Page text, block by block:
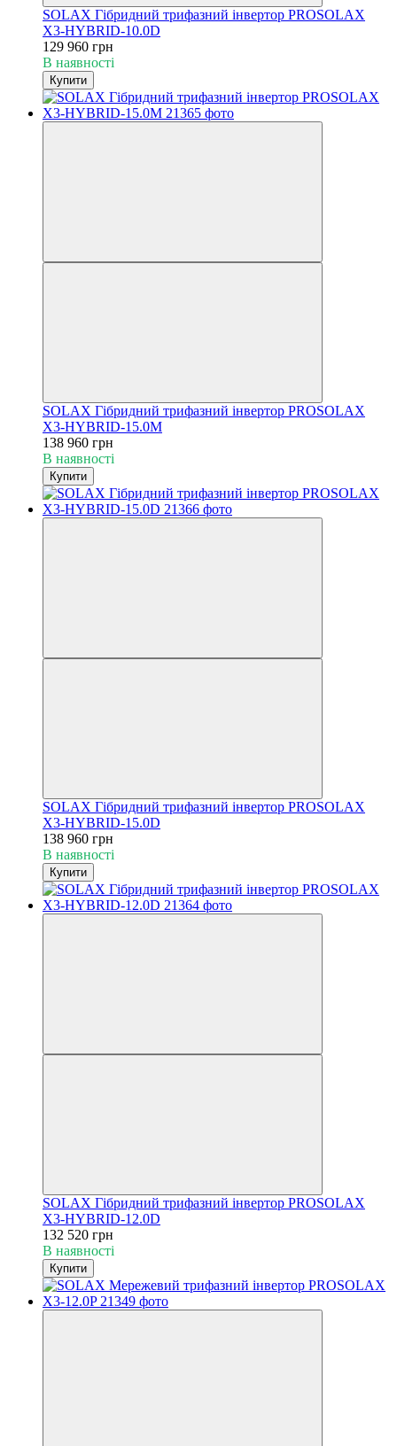
SOLAX Гібридний трифазний інвертор PROSOLAX
X3-HYBRID-10.0D
129 960 грн
В наявності
Купити
SOLAX Гібридний трифазний інвертор PROSOLAX
X3-HYBRID-15.0M
138 960 грн
В наявності
Купити
SOLAX Гібридний трифазний інвертор PROSOLAX
X3-HYBRID-15.0D
138 960 грн
В наявності
Купити
SOLAX Гібридний трифазний інвертор PROSOLAX
X3-HYBRID-12.0D
132 520 грн
В наявності
Купити